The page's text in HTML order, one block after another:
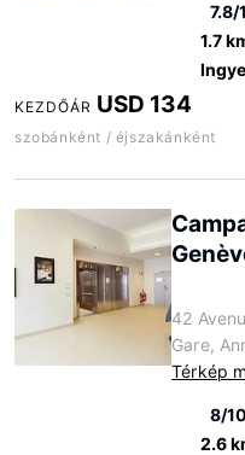
7.8/
1.7
KEZDŐÁR USD 134
szobánként / éjszakánként
42
Gare,
Térkép
8/10
2.6